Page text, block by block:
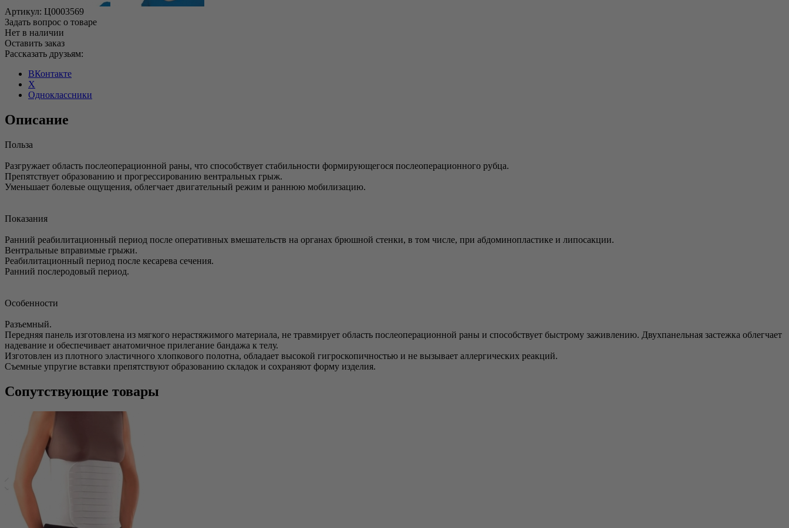
Артикул: Ц0003569
Задать вопрос о товаре
Нет в наличии
Оставить заказ
Рассказать друзьям:
ВКонтакте
X
Одноклассники
Описание
Польза
Разгружает область послеоперационной раны, что способствует стабильности формирующегося послеоперационного рубца.
Препятствует образованию и прогрессированию вентральных грыж.
Уменьшает болевые ощущения, облегчает двигательный режим и раннюю мобилизацию.
Показания
Ранний реабилитационный период после оперативных вмешательств на органах брюшной стенки, в том числе, при абдоминопластике и липосакции.
Вентральные вправимые грыжи.
Реабилитационный период после кесарева сечения.
Ранний послеродовый период.
Особенности
Разъемный.
Передняя панель изготовлена из мягкого нерастяжимого материала, не травмирует область послеоперационной раны и способствует быстрому заживлению. Двухпанельная застежка облегчает
надевание и обеспечивает анатомичное прилегание бандажа к телу.
Изготовлен из плотного эластичного хлопкового полотна, обладает высокой гигроскопичностью и не вызывает аллергических реакций.
Съемные упругие вставки препятствуют образованию складок и сохраняют форму изделия.
Сопутствующие товары